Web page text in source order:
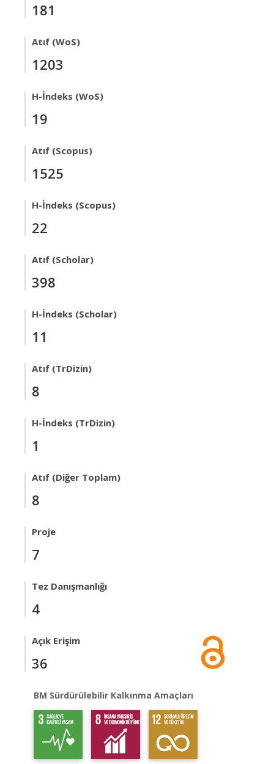
181
Atıf (WoS)
1203
H-İndeks (WoS)
19
Atıf (Scopus)
1525
H-İndeks (Scopus)
22
Atıf (Scholar)
398
H-İndeks (Scholar)
11
Atıf (TrDizin)
8
H-İndeks (TrDizin)
1
Atıf (Diğer Toplam)
8
Proje
7
Tez Danışmanlığı
4
Açık Erişim
36
BM Sürdürülebilir Kalkınma Amaçları